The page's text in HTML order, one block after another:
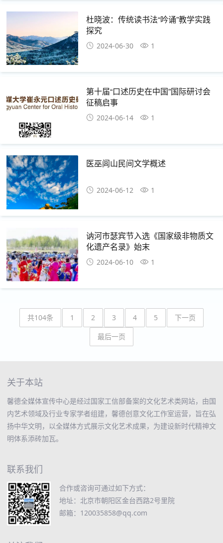
杜晓波：传统读书法“吟诵”教学实践
探究
2024-06-30 1
第十届“口述历史在中国”国际研讨会
征稿启事
2024-06-14 1
医巫闾山民间文学概述
2024-06-12 1
讷河市瑟宾节入选《国家级非物质文
化遗产名录》始末
2024-06-10 1
共104条 1 2 3 4 5
下一页
最后一页
关于本站
馨德全媒体宣传中心是经过国家工信部备案的文化艺术类网站，由国
内艺术领域及行业专家学者组建，馨德创意文化工作室运营，旨在弘
扬中华文明，以全媒体方式展示文化艺术成果，为建设新时代精神文
明体系添砖加瓦。
联系我们
合作或咨询可通过如下方式：
地址：北京市朝阳区金台西路2号里院
邮箱：120035858@qq.com